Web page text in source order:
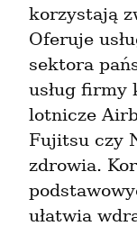
korzystają
Oferuje
sektora
usług firmy
lotnicze
Fujitsu czy
zdrowia.
ułatwia